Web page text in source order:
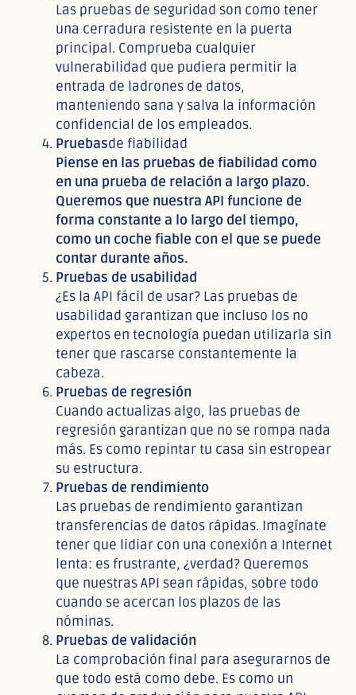
Las pruebas de seguridad son como tener
una cerradura resistente en la puerta
principal. Comprueba cualquier
vulnerabilidad que pudiera permitir la
entrada de ladrones de datos,
manteniendo sana y salva la información
confidencial de los empleados.
Pruebasde fiabilidad
Piense en las pruebas de fiabilidad como
en una prueba de relación a largo plazo.
Queremos que nuestra API funcione de
forma constante a lo largo del tiempo,
como un coche fiable con el que se puede
contar durante años.
Pruebas de usabilidad
¿Es la API fácil de usar? Las pruebas de
usabilidad garantizan que incluso los no
expertos en tecnología puedan utilizarla sin
tener que rascarse constantemente la
cabeza.
Pruebas de regresión
Cuando actualizas algo, las pruebas de
regresión garantizan que no se rompa nada
más. Es como repintar tu casa sin estropear
su estructura.
Pruebas de rendimiento
Las pruebas de rendimiento garantizan
transferencias de datos rápidas. Imagínate
tener que lidiar con una conexión a Internet
lenta: es frustrante, ¿verdad? Queremos
que nuestras API sean rápidas, sobre todo
cuando se acercan los plazos de las
nóminas.
Pruebas de validación
La comprobación final para asegurarnos de
que todo está como debe. Es como un